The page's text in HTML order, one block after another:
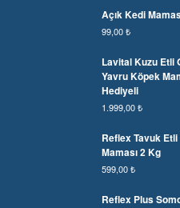
Açık Kedi
99,00₺
Lavital Kuzu Etli
Yavru Köpek
Hediyeli
1.999,00₺
Reflex Tavuk
Maması 2 Kg
599,00₺
Reflex Plus